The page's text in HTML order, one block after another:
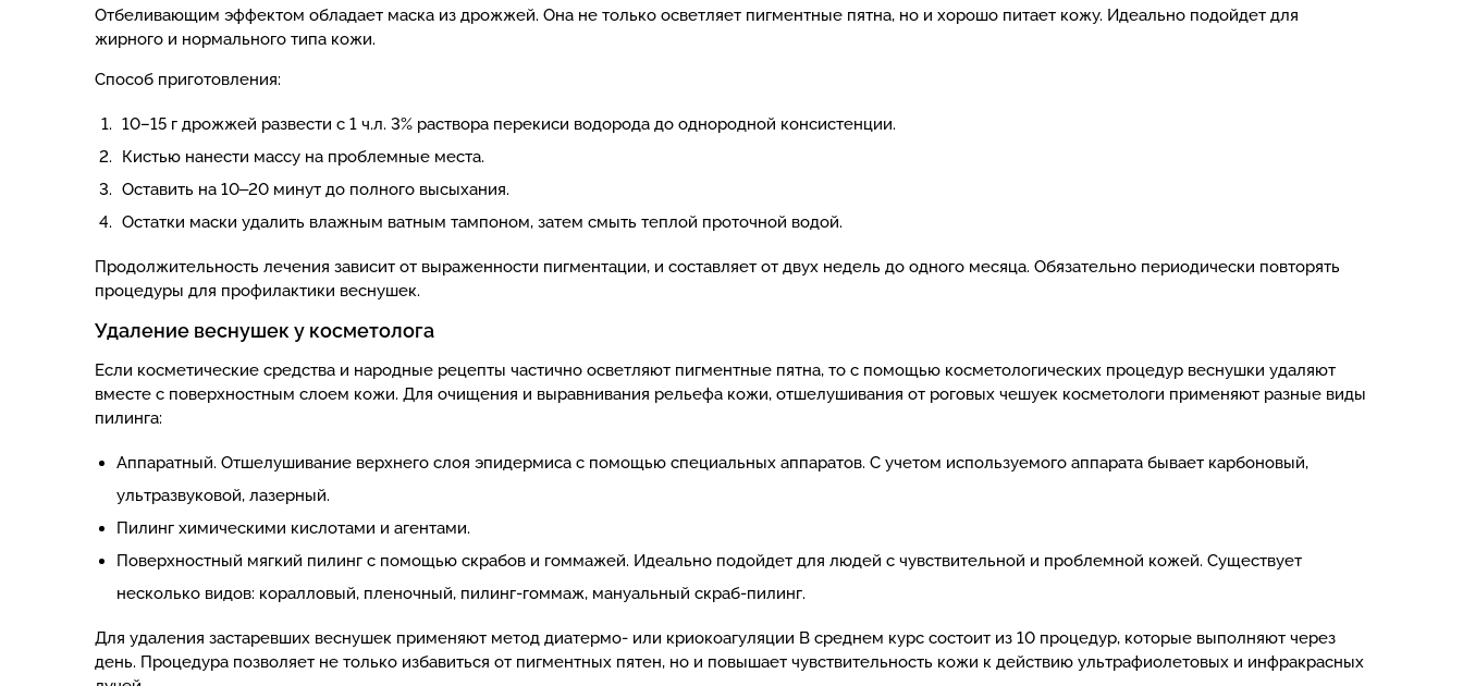
Отбеливающим эффектом обладает маска из дрожжей. Она не только осветляет пигментные пятна, но и хорошо питает кожу. Идеально подойдет для
жирного и нормального типа кожи.
Способ приготовления:
10–15 г дрожжей развести с 1 ч.л. 3% раствора перекиси водорода до однородной консистенции.
Кистью нанести массу на проблемные места.
Оставить на 10‒20 минут до полного высыхания.
Остатки маски удалить влажным ватным тампоном, затем смыть теплой проточной водой.
Продолжительность лечения зависит от выраженности пигментации, и составляет от двух недель до одного месяца. Обязательно периодически повторять
процедуры для профилактики веснушек.
Удаление веснушек у косметолога
Если косметические средства и народные рецепты частично осветляют пигментные пятна, то с помощью косметологических процедур веснушки удаляют
вместе с поверхностным слоем кожи. Для очищения и выравнивания рельефа кожи, отшелушивания от роговых чешуек косметологи применяют разные виды
пилинга:
Аппаратный. Отшелушивание верхнего слоя эпидермиса с помощью специальных аппаратов. С учетом используемого аппарата бывает карбоновый,
ультразвуковой, лазерный.
Пилинг химическими кислотами и агентами.
Поверхностный мягкий пилинг с помощью скрабов и гоммажей. Идеально подойдет для людей с чувствительной и проблемной кожей. Существует
несколько видов: коралловый, пленочный, пилинг-гоммаж, мануальный скраб-пилинг.
Для удаления застаревших веснушек применяют метод диатермо- или криокоагуляции В среднем курс состоит из 10 процедур, которые выполняют через
день. Процедура позволяет не только избавиться от пигментных пятен, но и повышает чувствительность кожи к действию ультрафиолетовых и инфракрасных